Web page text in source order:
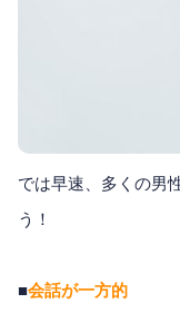
では早速、多くの男
う！
■会話が一方的